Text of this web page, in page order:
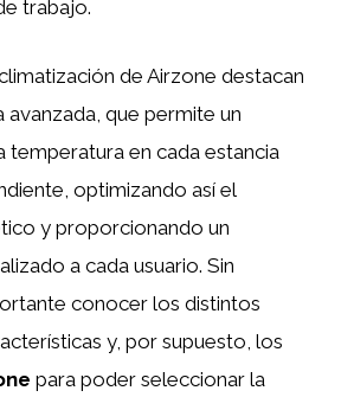
trabajo.
de Airzone destacan
que permite un
temperatura en cada estancia
optimizando así el
y proporcionando un
a cada usuario. Sin
conocer los distintos
y, por supuesto, los
para poder seleccionar la